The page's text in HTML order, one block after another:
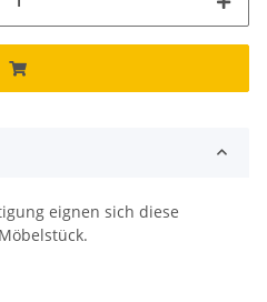
eignen sich diese